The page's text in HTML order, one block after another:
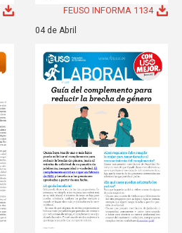
FEUSO INFORMA 1134
04 de Abril